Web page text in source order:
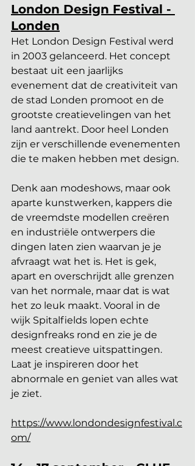
London Design Festival -
Londen
Het London Design Festival werd
in 2003 gelanceerd. Het concept
bestaat uit een ​​jaarlijks
evenement dat de creativiteit van
de stad Londen promoot en de
grootste creatievelingen van het
land aantrekt. Door heel Londen
zijn er verschillende evenementen
die te maken hebben met design.
Denk aan modeshows, maar ook
aparte kunstwerken, kappers die
de vreemdste modellen creëren
en industriële ontwerpers die
dingen laten zien waarvan je je
afvraagt wat het is. Het is gek,
apart en overschrijdt alle grenzen
van het normale, maar dat is wat
het zo leuk maakt. Vooral in de
wijk Spitalfields lopen echte
designfreaks rond en zie je de
meest creatieve uitspattingen.
Laat je inspireren door het
abnormale en geniet van alles wat
je ziet.
https://www.londondesignfestival.c
om/